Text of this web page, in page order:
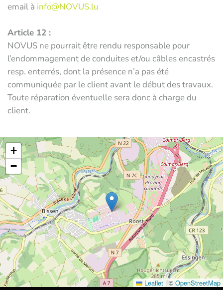
email à info@NOVUS.lu
Article 12 :
NOVUS ne pourrait être rendu responsable pour
l’endommagement de conduites et/ou câbles encastrés
resp. enterrés, dont la présence n’a pas été
communiquée par le client avant le début des travaux.
Toute réparation éventuelle sera donc à charge du
client.
+
−
Leaflet | ©OpenStreetMap